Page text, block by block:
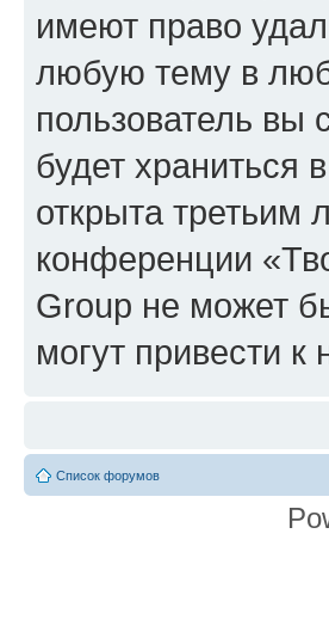
имеют право
любую тему в
пользователь вы
будет храниться
открыта третьим
конференции
Group не может
могут привести к
Список форумов